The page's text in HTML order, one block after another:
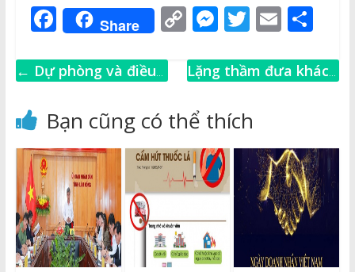
F
a
c
b
o
o
k
Share C
p
Li
n
k
M
ss
n
g
e
r
T
it
r
E
ai
S
ar
← Dự phòng và điều
Lặng thầm đưa khách
Bạn cũng có thể thích